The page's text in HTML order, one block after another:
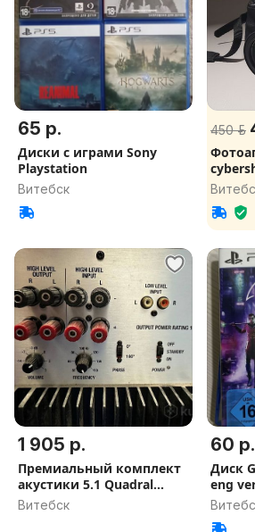
65 р.
Диски с играми Sony
Playstation
Витебск
450 р.
1 905 р.
Премиальный комплект
акустики 5.1 Quadral
Signo (Германия)
Витебск
60 р.
Диск Gotham Knights ps5
eng